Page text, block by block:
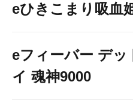
eひきこまり吸血
eフィーバー デ
イ 魂神9000